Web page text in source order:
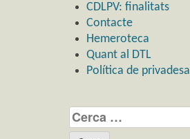
CDLPV: finalitats
Contacte
Hemeroteca
Quant al DTL
Política de privadesa
Cerca: